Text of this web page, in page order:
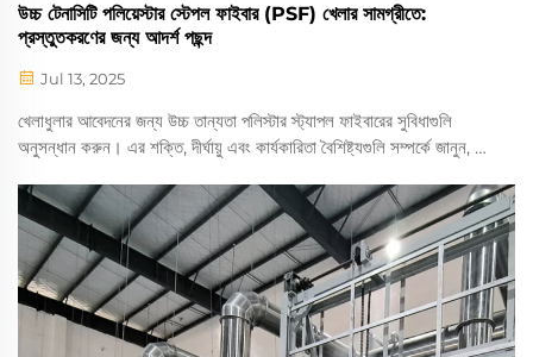
উচ্চ টেনাসিটি পলিয়েস্টার স্টেপল ফাইবার (PSF) খেলার সামগ্রীতে:
প্রস্তুতকরণের জন্য আদর্শ পছন্দ
Jul 13, 2025
খেলাধুলার আবেদনের জন্য উচ্চ তান্যতা পলিস্টার স্ট্যাপল ফাইবারের সুবিধাগুলি
অনুসন্ধান করুন। এর শক্তি, দীর্ঘায়ু এবং কার্যকারিতা বৈশিষ্ট্যগুলি সম্পর্কে জানুন, যা